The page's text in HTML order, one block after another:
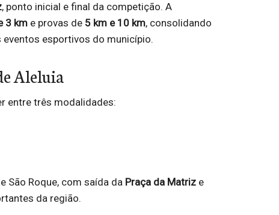
, ponto inicial e final da competição. A
3 kme provas de 5 km e 10 km, consolidando
esportivos do município.
Aleluia
entre três modalidades:
São Roque, com saída da Praça da Matrize
da região.